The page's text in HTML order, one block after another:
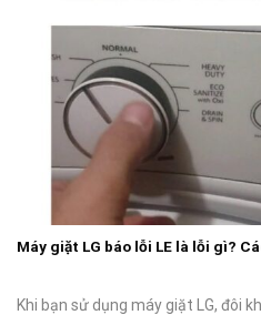
Máy giặt LG báo lỗi LE là lỗi gì?
Khi bạn sử dụng máy giặt LG, đôi